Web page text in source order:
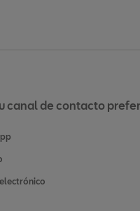
canal de contacto